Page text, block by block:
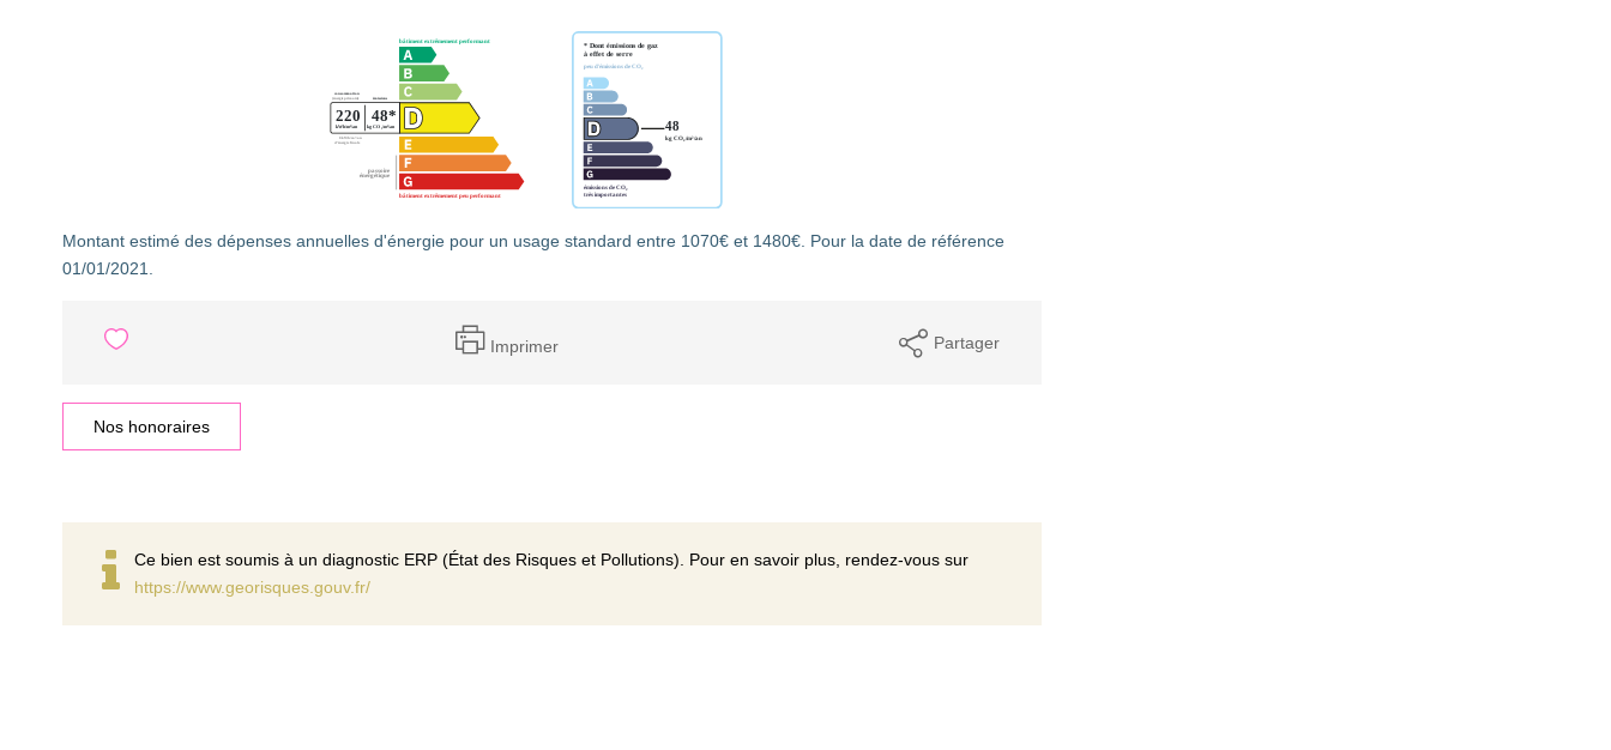
Montant estimé des dépenses annuelles d'énergie pour un usage standard entre 1070€ et 1480€. Pour la date de référence
01/01/2021.
Imprimer Partager
Nos honoraires
Ce bien est soumis à un diagnostic ERP (État des Risques et Pollutions). Pour en savoir plus, rendez-vous sur
https://www.georisques.gouv.fr/